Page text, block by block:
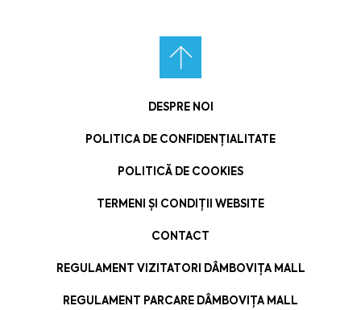
DESPRE NOI
POLITICA DE CONFIDENȚIALITATE
POLITICĂ DE COOKIES
TERMENI ȘI CONDIȚII WEBSITE
CONTACT
REGULAMENT VIZITATORI DÂMBOVIȚA MALL
REGULAMENT PARCARE DÂMBOVIȚA MALL